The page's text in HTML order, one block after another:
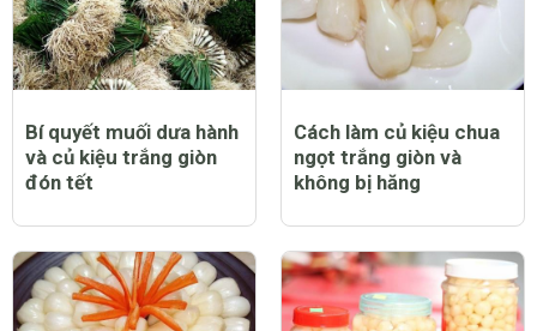
Bí quyết muối dưa hành
và củ kiệu trắng giòn
đón tết
Cách làm củ kiệu chua
ngọt trắng giòn và
không bị hăng